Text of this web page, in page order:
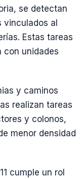
se detectan
vinculados al
Estas tareas
con unidades
y caminos
realizan tareas
y colonos,
menor densidad
cumple un rol